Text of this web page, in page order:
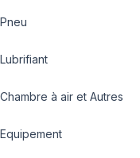
Pneu
Lubrifiant
Chambre à air et Autres
Equipement